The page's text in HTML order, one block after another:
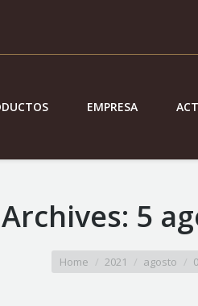
EMPRESA
5
Home 2021 agosto